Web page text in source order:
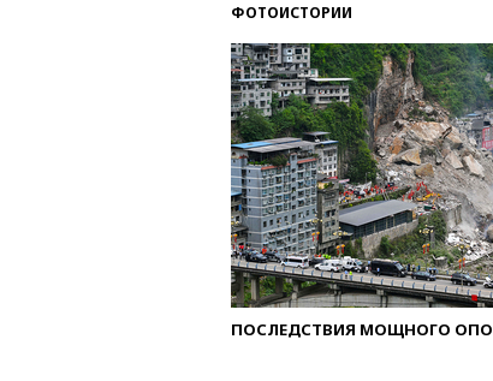
ФОТОИСТОРИИ
ПОСЛЕДСТВИЯ МОЩНОГО